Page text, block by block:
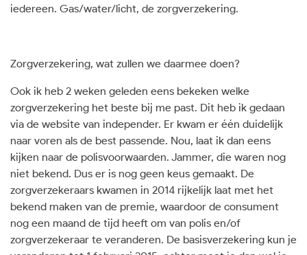
iedereen. Gas/water/licht, de zorgverzekering.
Zorgverzekering, wat zullen we daarmee doen?
Ook ik heb 2 weken geleden eens bekeken welke
zorgverzekering het beste bij me past. Dit heb ik gedaan
via de website van independer. Er kwam er één duidelijk
naar voren als de best passende. Nou, laat ik dan eens
kijken naar de polisvoorwaarden. Jammer, die waren nog
niet bekend. Dus er is nog geen keus gemaakt. De
zorgverzekeraars kwamen in 2014 rijkelijk laat met het
bekend maken van de premie, waardoor de consument
nog een maand de tijd heeft om van polis en/of
zorgverzekeraar te veranderen. De basisverzekering kun je